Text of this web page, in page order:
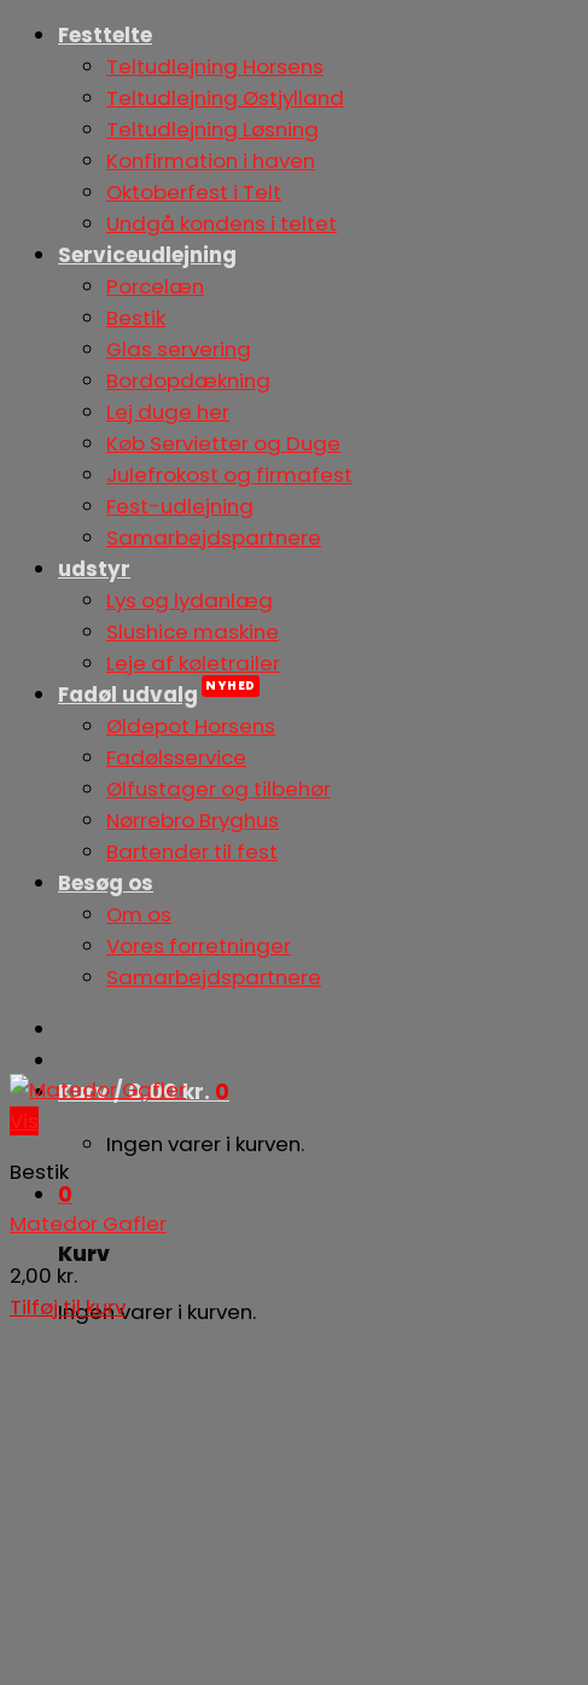
Festtelte
Teltudlejning Horsens
Teltudlejning Østjylland
Teltudlejning Løsning
Konfirmation i haven
Oktoberfest i Telt
Undgå kondens i teltet
Serviceudlejning
Porcelæn
Bestik
Glas servering
Bordopdækning
Lej duge her
Køb Servietter og Duge
Julefrokost og firmafest
Fest-udlejning
Samarbejdspartnere
udstyr
Lys og lydanlæg
Slushice maskine
Leje af køletrailer
Fadøl udvalg
Øldepot Horsens
Fadølsservice
Ølfustager og tilbehør
Nørrebro Bryghus
Bartender til fest
Besøg os
Om os
Vores forretninger
Samarbejdspartnere
Kurv /0,00kr. 0
Ingen varer i kurven.
0
Kurv
Ingen varer i kurven.
Bestik
Matedor Gafler
2,00 kr.
Tilføj til kurv